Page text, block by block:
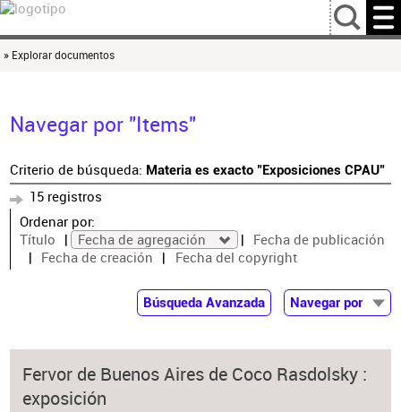
…
» Explorar documentos
Navegar por "Items"
Criterio de búsqueda: Materia es exacto "Exposiciones CPAU"
15 registros
Ordenar por:
Título
Fecha de agregación
Fecha de publicación
Fecha de creación
Fecha del copyright
Búsqueda Avanzada
Navegar por
Autor
Colaborador
Fervor de Buenos Aires de Coco Rasdolsky :
exposición